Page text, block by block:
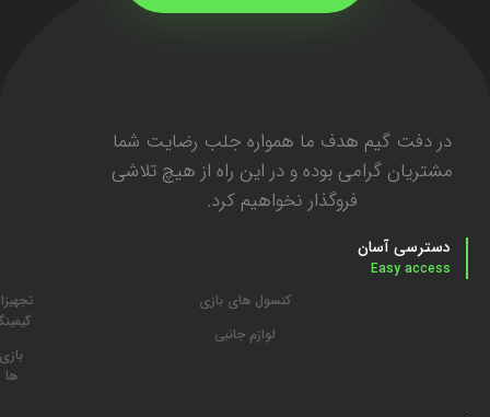
در دفت گیم هدف ما همواره جلب رضایت شما
مشتریان گرامی بوده و در این راه از هیچ تلاشی
فروگذار نخواهیم کرد.
دسترسی آسان
Easy access
کنسول های بازی
لوازم جانبی
بازی
ها